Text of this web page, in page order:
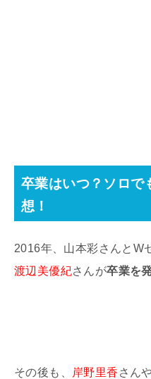
卒業はいつ？ソロで
想！
2016年、山本彩さんとW
渡辺美優紀さんが卒業を
その後も、 岸野里香 さん